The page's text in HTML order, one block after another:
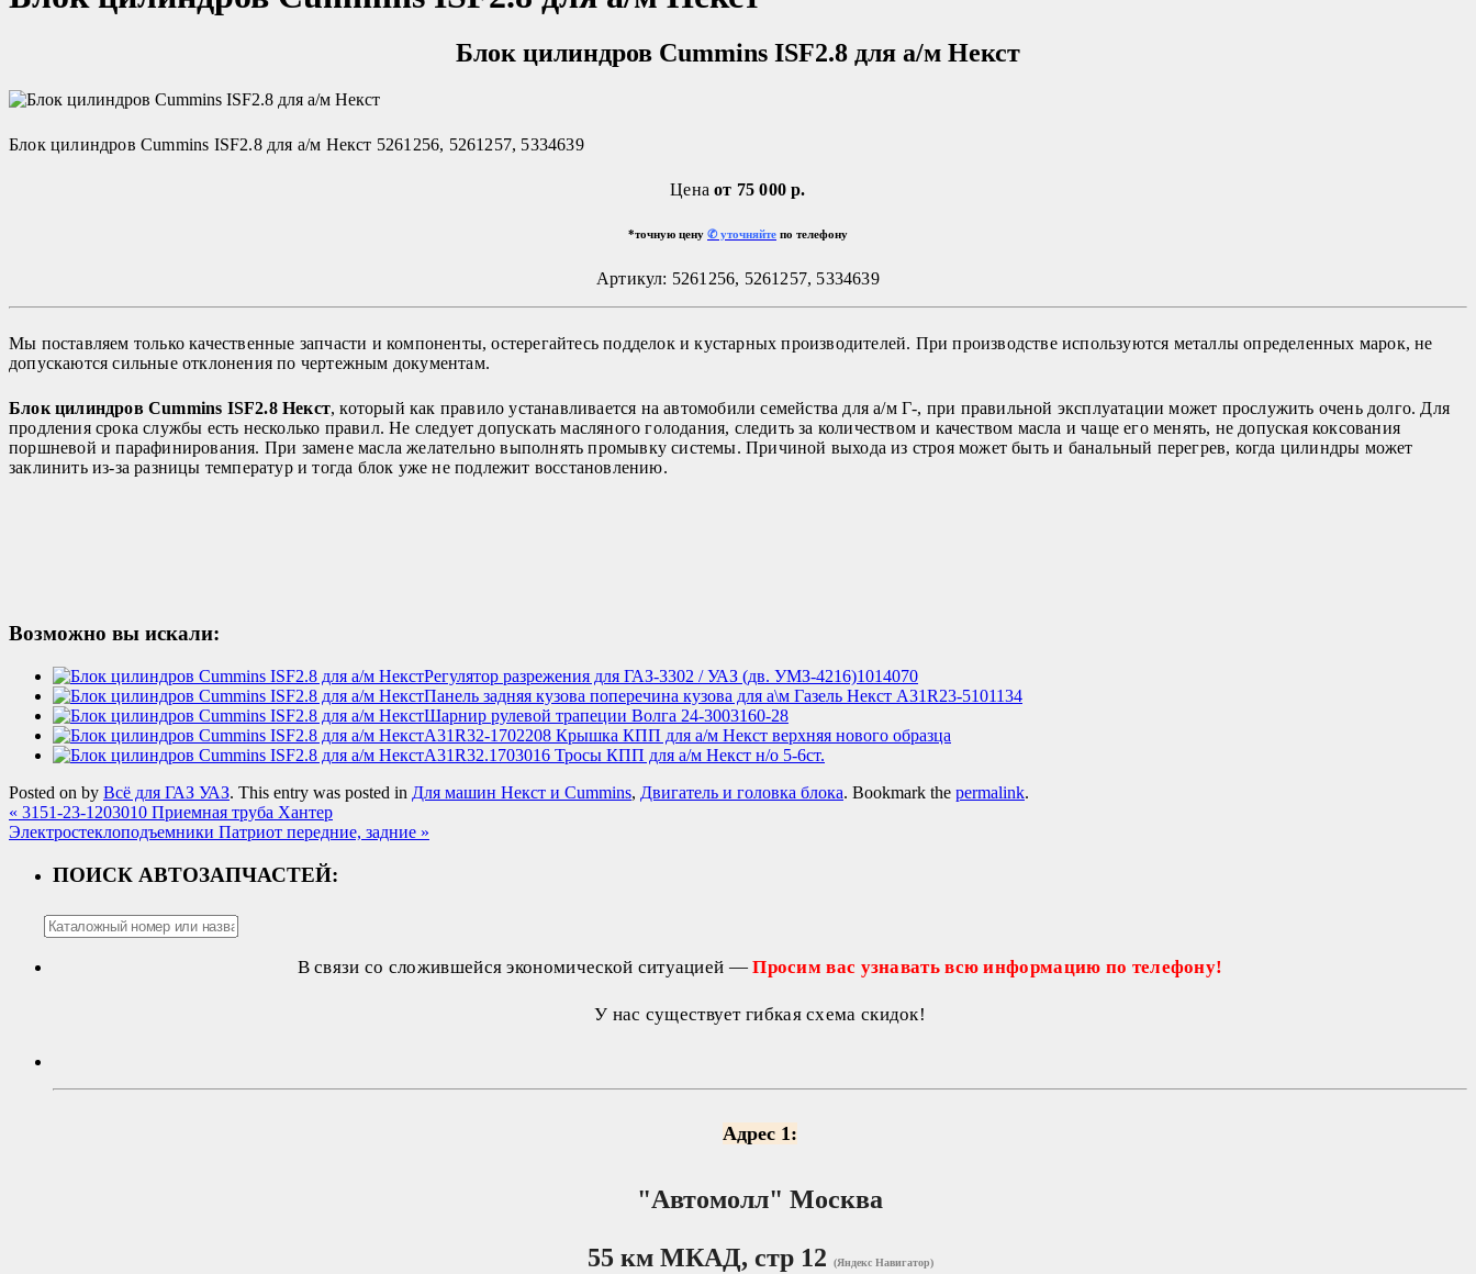
Блок цилиндров Cummins ISF2.8 для а/м Некст
Блок цилиндров Cummins ISF2.8 для а/м Некст 5261256, 5261257, 5334639
Ценаот 75 000 р.
*точную цену ✆ уточняйте по телефону
Артикул: 5261256, 5261257, 5334639
Мы поставляем только качественные запчасти и компоненты, остерегайтесь подделок и кустарных производителей. При производстве используются металлы определенных марок, не
допускаются сильные отклонения по чертежным документам.
Блок цилиндров Cummins ISF2.8 Некст, который как правило устанавливается на автомобили семейства для а/м Г-, при правильной эксплуатации может прослужить очень долго. Для
продления срока службы есть несколько правил. Не следует допускать масляного голодания, следить за количеством и качеством масла и чаще его менять, не допуская коксования
поршневой и парафинирования. При замене масла желательно выполнять промывку системы. Причиной выхода из строя может быть и банальный перегрев, когда цилиндры может
заклинить из-за разницы температур и тогда блок уже не подлежит восстановлению.
Возможно вы искали:
Регулятор разрежения для ГАЗ-3302 / УАЗ (дв. УМЗ-4216)1014070
Панель задняя кузова поперечина кузова для а\м Газель Некст A31R23-5101134
Шарнир рулевой трапеции Волга 24-3003160-28
А31R32-1702208 Крышка КПП для а/м Некст верхняя нового образца
А31R32.1703016 Тросы КПП для а/м Некст н/о 5-6ст.
Posted on by Всё для ГАЗ УАЗ. This entry was posted in Для машин Некст и Cummins, Двигатель и головка блока. Bookmark the permalink.
« 3151-23-1203010 Приемная труба Хантер
Электростеклоподъемники Патриот передние, задние »
ПОИСК АВТОЗАПЧАСТЕЙ:
В связи со сложившейся экономической ситуацией —Просим вас узнавать всю информацию по телефону!
У нас существует гибкая схема скидок!
Адрес 1:
"Автомолл" Москва
55 км МКАД, стр 12 (Яндекс Навигатор)